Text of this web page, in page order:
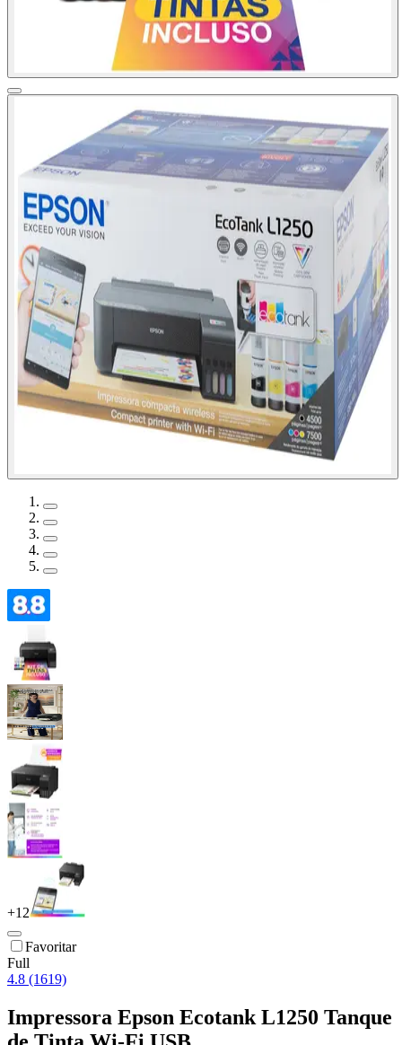
+12
Favoritar
Full
4.8 (1619)
Impressora Epson Ecotank L1250 Tanque